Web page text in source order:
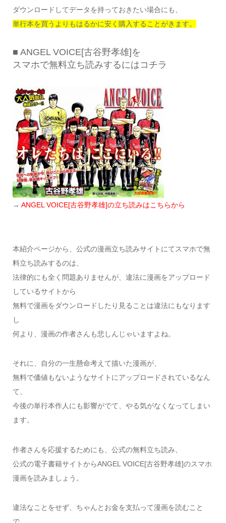
ダウンロードしてデータを持っておきたい場合にも、
単行本を買うよりもはるかに安く購入することがきます。
■ ANGEL VOICE[古谷野孝雄]を
スマホで無料立ち読みするにはコチラ
→ ANGEL VOICE[古谷野孝雄]の立ち読みはこちらから
本紹介ページから、公式の漫画立ち読みサイトにてスマホで無
料立ち読みするのは、
法律的にも全く問題ありませんが、違法に漫画をアップロード
しているサイトから
無料で漫画をダウンロードしたり見ることは違法にもなります
し
何より、漫画の作者さんも悲しんじゃいますよね。
それに、自分の一生懸命考えて描いた漫画が、
無料で価値もないようなサイトにアップロードされているなん
て、
今後の単行本作人にも影響がでて、やる気がなくなってしまい
ます。
作者さんを応援するためにも、公式の無料立ち読み、
公式の電子書籍サイトからANGEL VOICE[古谷野孝雄]のスマホ
漫画を読みましょう。
違法なことをせず、ちゃんとお金を支払って漫画を読むこと